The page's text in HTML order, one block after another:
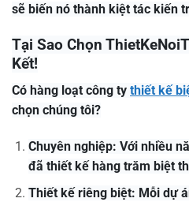
sẽ biến nó thành kiệt tác kiến
Tại Sao Chọn
Kết!
Có hàng loạt công ty thiết kế
chọn chúng tôi?
Chuyên nghiệp: Với nhiều
đã thiết kế hàng trăm biệt
Thiết kế riêng biệt: Mỗi dự